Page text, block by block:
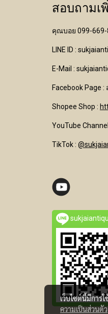
สอบถามเ
คุณบอย 099-669-
LINE ID :
E-Mail :
Facebook Page
Shopee Shop :
YouTube Channel
TikTok :
เว็บไซต์นี้มีการ
ความเป็นส่วนตัว